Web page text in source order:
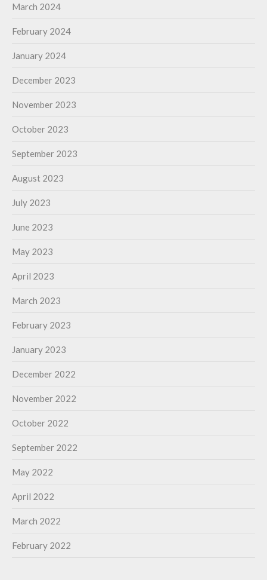
March 2024
February 2024
January 2024
December 2023
November 2023
October 2023
September 2023
August 2023
July 2023
June 2023
May 2023
April 2023
March 2023
February 2023
January 2023
December 2022
November 2022
October 2022
September 2022
May 2022
April 2022
March 2022
February 2022